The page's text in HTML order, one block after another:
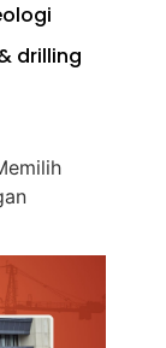
drilling